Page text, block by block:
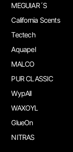
MEGUIAR´S
California Scents
Tectech
Aquapel
MALCO
PUR CLASSIC
WypAll
WAXOYL
GlueOn
NITRAS